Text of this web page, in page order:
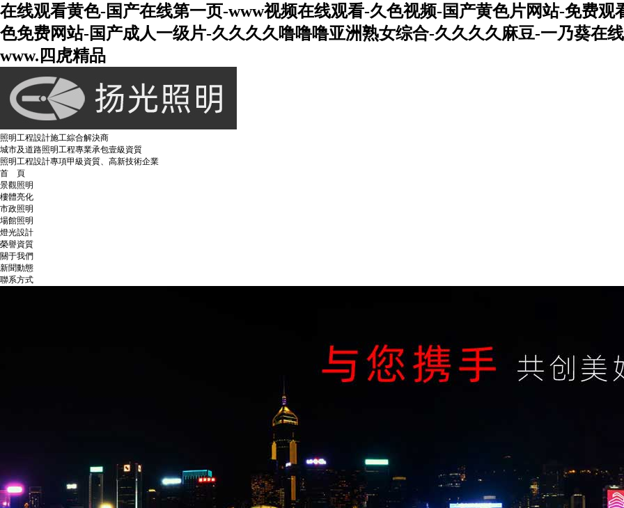
在线观看黄色-国产在线第一页-www视频在线观看-久色视频-国产黄色片网站-免费
色免费网站-国产成人一级片-久久久久噜噜噜亚洲熟女综合-久久久久麻豆-一乃葵在
www.四虎精品
照明工程設計施工綜合解決商
城市及道路照明工程專業承包壹級資質
照明工程設計專項甲級資質、高新技術企業
首 頁
景觀照明
樓體亮化
市政照明
場館照明
燈光設計
榮譽資質
關于我們
新聞動態
聯系方式